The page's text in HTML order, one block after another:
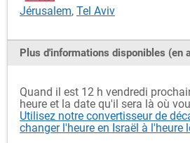
Jérusalem, Tel Aviv
Plus d'informations disponibles (en
Quand il est 12 h vendredi
heure et la date qu'il sera là où
Utilisez notre convertisseur de
changer l'heure en Israël à l'heure